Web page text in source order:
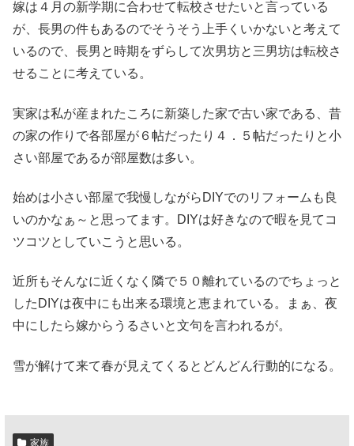
嫁は４月の新学期に合わせて転校させたいと言っている
が、長男の件もあるのでそうそう上手くいかないと考えて
いるので、長男と時期をずらして次男坊と三男坊は転校さ
せることに考えている。
実家は私が産まれたころに新築した家で古い家である、昔
の家の作りで各部屋が６帖だったり４．５帖だったりと小
さい部屋であるが部屋数は多い。
始めは小さい部屋で我慢しながらDIYでのリフォームも良
いのかなぁ～と思ってます。DIYは好きなので暇を見てコ
ツコツとしていこうと思いる。
近所もそんなに近くなく隣で５０離れているのでちょっと
したDIYは夜中にも出来る環境と恵まれている。まぁ、夜
中にしたら嫁からうるさいと文句を言われるが。
雪が解けて来て春が見えてくるとどんどん行動的になる。
家族